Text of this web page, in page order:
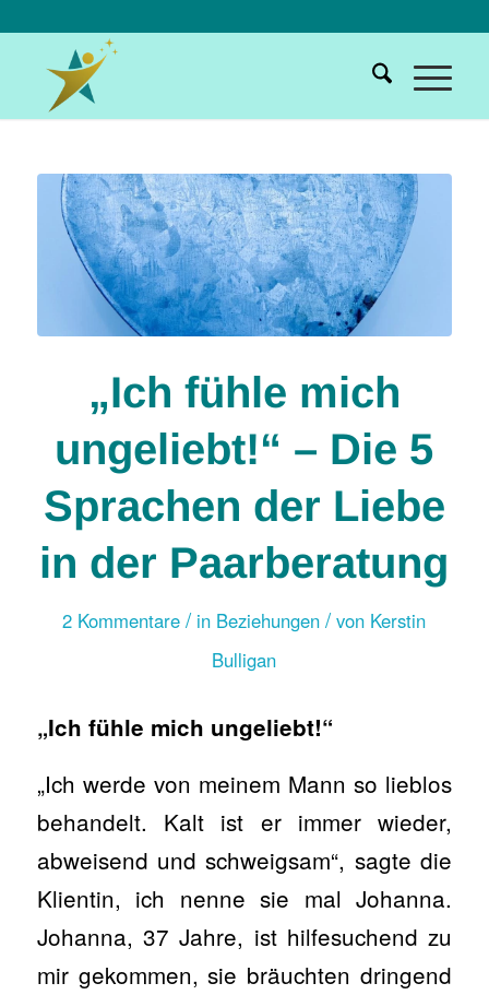
„Ich fühle mich
ungeliebt!“ – Die 5
Sprachen der Liebe
in der Paarberatung
2 Kommentare / in Beziehungen / von Kerstin
Bulligan
„Ich fühle mich ungeliebt!“
„Ich werde von meinem Mann so lieblos
behandelt. Kalt ist er immer wieder,
abweisend und schweigsam“, sagte die
Klientin, ich nenne sie mal Johanna.
Johanna, 37 Jahre, ist hilfesuchend zu
mir gekommen, sie bräuchten dringend